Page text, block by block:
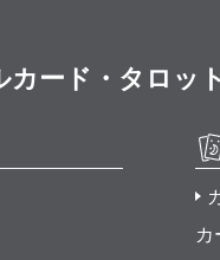
カード・タロッ
カ